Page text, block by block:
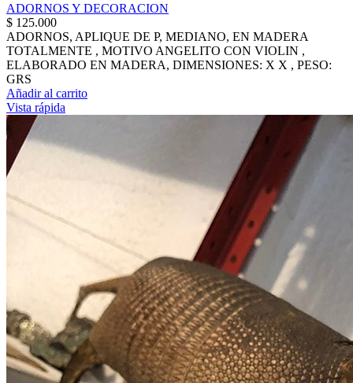
ADORNOS Y DECORACION
$ 125.000
ADORNOS, APLIQUE DE P, MEDIANO, EN MADERA
TOTALMENTE , MOTIVO ANGELITO CON VIOLIN ,
ELABORADO EN MADERA, DIMENSIONES: X X , PESO:
GRS
Añadir al carrito
Vista rápida